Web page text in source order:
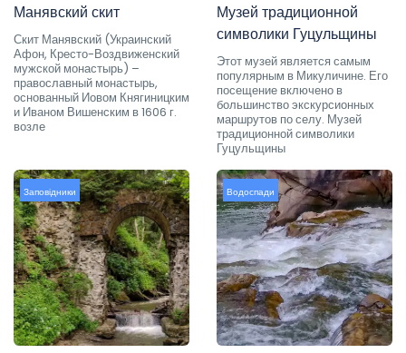
Манявский скит
Скит Манявский (Украинский
Афон, Кресто-Воздвиженский
мужской монастырь) –
православный монастырь,
основанный Иовом Княгиницким
и Иваном Вишенским в 1606 г.
возле
Музей традиционной
символики Гуцульщины
Этот музей является самым
популярным в Микуличине. Его
посещение включено в
большинство экскурсионных
маршрутов по селу. Музей
традиционной символики
Гуцульщины
Заповідники Водоспади